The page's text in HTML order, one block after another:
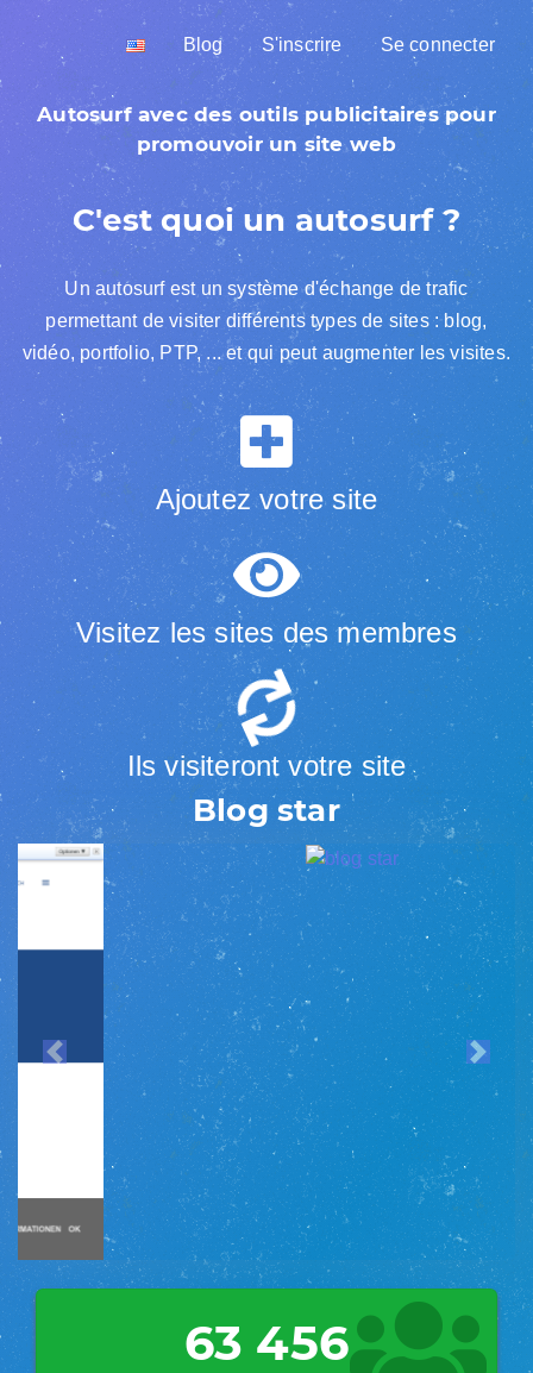
Blog S'inscrire Se connecter
Autosurf avec des outils publicitaires pour
promouvoir un site web
C'est quoi un autosurf ?
Un autosurf est un système d'échange de trafic
permettant de visiter différents types de sites : blog,
vidéo, portfolio, PTP, ... et qui peut augmenter les visites.
Ajoutez votre site
Visitez les sites des membres
Ils visiteront votre site
Blog star
Previous Next
63 456